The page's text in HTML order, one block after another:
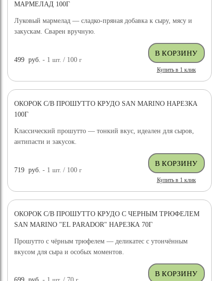
МАРМЕЛАД 100Г
Луковый мармелад — сладко-пряная добавка к сыру, мясу и
закускам. Сварен вручную.
499 руб. - 1шт. / 100г
Купить в 1 клик
ОКОРОК С/В ПРОШУТТО КРУДО SAN MARINO НАРЕЗКА
100Г
Классический прошутто — тонкий вкус, идеален для сыров,
антипасти и закусок.
719 руб. - 1шт. / 100г
Купить в 1 клик
ОКОРОК С/В ПРОШУТТО КРУДО С ЧЕРНЫМ ТРЮФЕЛЕМ
SAN MARINO "EL PARADOR" НАРЕЗКА 70Г
Прошутто с чёрным трюфелем — деликатес с утончённым
вкусом для сыра и особых моментов.